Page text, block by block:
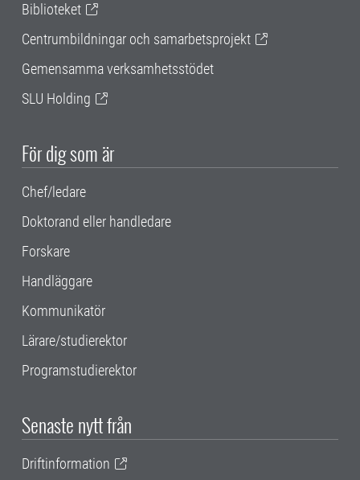
Biblioteket
Centrumbildningar och samarbetsprojekt
Gemensamma verksamhetsstödet
SLU Holding
För dig som är
Chef/ledare
Doktorand eller handledare
Forskare
Handläggare
Kommunikatör
Lärare/studierektor
Programstudierektor
Senaste nytt från
Driftinformation